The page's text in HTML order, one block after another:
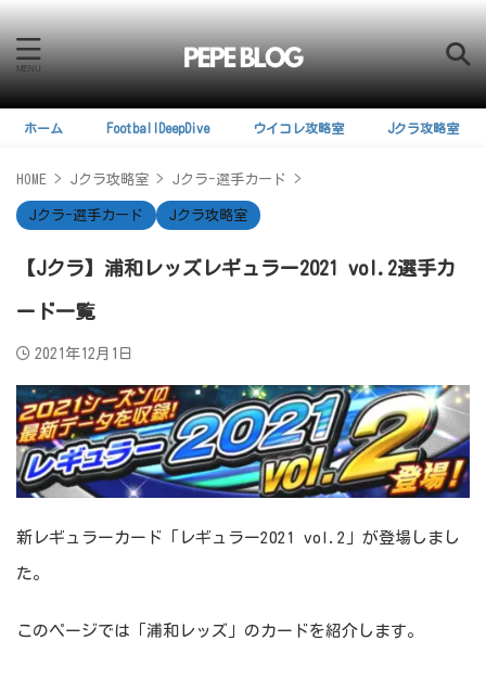
ホーム FootballDeepDive ウイコレ攻略室 Jクラ攻略室
HOME > Jクラ攻略室 > Jクラ-選手カード >
Jクラ-選手カード Jクラ攻略室
【Jクラ】浦和レッズレギュラー2021 vol.2選手カ
ード一覧
2021年12月1日
新レギュラーカード「レギュラー2021 vol.2」が登場しまし
た。
このページでは「浦和レッズ」のカードを紹介します。